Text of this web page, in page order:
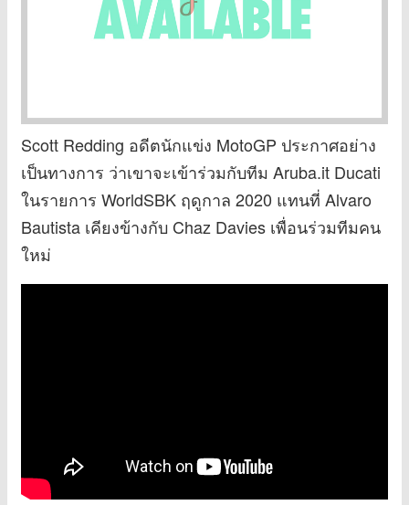
Scott Redding อดีตนักแข่ง MotoGP ประกาศอย่าง
เป็นทางการ ว่าเขาจะเข้าร่วมกับทีม Aruba.it Ducati
ในรายการ WorldSBK ฤดูกาล 2020 แทนที่ Alvaro
Bautista เคียงข้างกับ Chaz Davies เพื่อนร่วมทีมคน
ใหม่